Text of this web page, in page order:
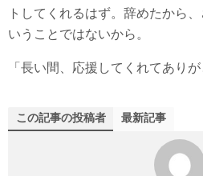
トしてくれるはず。辞めたから
いうことではないから。
「長い間、応援してくれてあり
この記事の投稿者 最新記事